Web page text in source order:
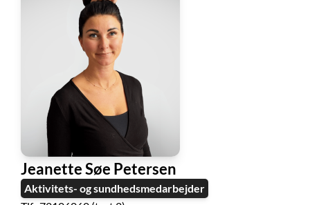
Jeanette Søe Petersen
Aktivitets- og sundhedsmedarbejder